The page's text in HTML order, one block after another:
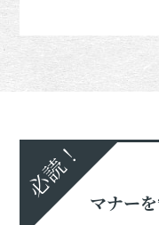
必読！
マナー